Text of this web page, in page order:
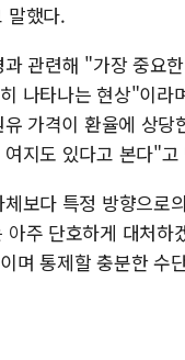
말했다.
관련해 "가장 중요
나타나는 현상"이
가격이 환율에 상
지도 있다고 본다"고
보다 특정 방향으로
주 단호하게 대처
며 통제할 충분한 수